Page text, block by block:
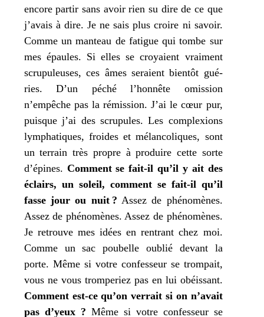
encore par­tir sans avoir rien su dire de ce que
j’avais à dire.Je ne sais plus croire ni savoir.
Comme un man­teau de fatigue qui tombe sur
mesépaules. Si elles se croyaient vrai­ment
scru­pu­leuses, ces âmes seraient bien­tôt gué­
ries. D’un péché l’honnête omis­sion
n’empêche pas la rémis­sion.J’ai le cœur pur,
puisquej’ai des scru­pules. Les com­plexions
lym­pha­tiques, froides et mélan­co­liques, sont
un ter­rain très propre à pro­duire cette sorte
d’épines. Comment se fait-il qu’il y ait des
éclairs, un soleil, com­mentse fait-il qu’il
fasse jour ou nuit ? Assez de phé­no­mènes.
Assez de phé­no­mènes. Assez de phé­no­mènes.
Jeretrouvemes idées en ren­trant chez moi.
Comme un sac pou­belle oublié devant la
porte. Même si votre confes­seur se trom­pait,
vous ne vous trom­pe­riez pas en lui obéis­sant.
Comment est-ce qu’on ver­rait si on n’avait
pas d’yeux ? Même si votre confes­seur se